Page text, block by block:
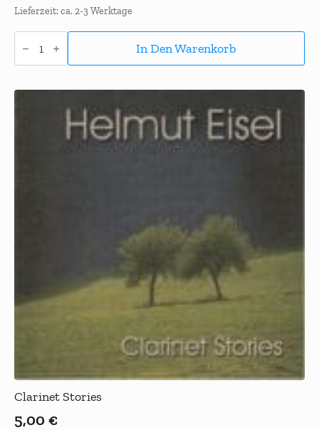
Lieferzeit: ca. 2-3 Werktage
KlezFiesta!
Menge
In Den Warenkorb
Clarinet Stories
5,00 €